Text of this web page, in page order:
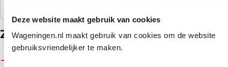
Deze website maakt gebruik van cookies
Wageningen.nl maakt gebruik van cookies om de website
gebruiksvriendelijker te maken.
Zie ook